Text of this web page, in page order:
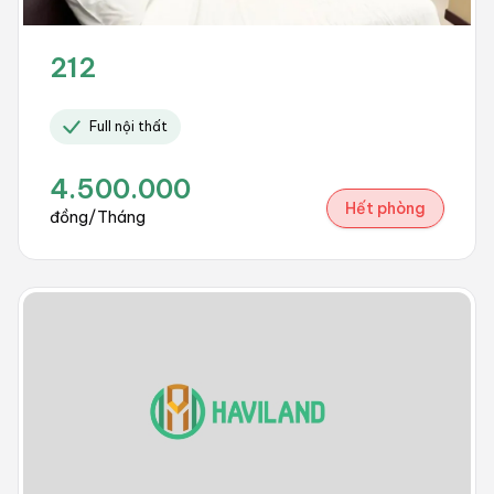
212
Full nội thất
4.500.000
đồng/Tháng Hết phòng